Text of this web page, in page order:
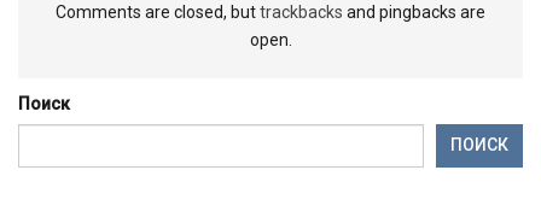
Comments are closed, buttrackbacks and pingbacks are
open.
Поиск
ПОИСК